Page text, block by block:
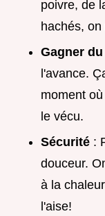
poivre, de
hachés,
Gagner
l'avance.
moment
le vécu.
Sécurité :
douceur.
à la
l'aise!